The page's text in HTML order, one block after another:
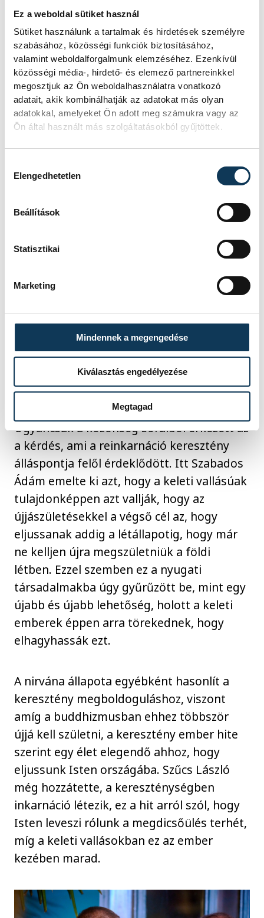
Ez a weboldal sütiket használ
Sütiket használunk a tartalmak és hirdetések személyre
szabásához, közösségi funkciók biztosításához,
valamint weboldalforgalmunk elemzéséhez. Ezenkívül
közösségi média-, hirdető- és elemező partnereinkkel
megosztjuk az Ön weboldalhasználatra vonatkozó
adatait, akik kombinálhatják az adatokat más olyan
adatokkal, amelyeket Ön adott meg számukra vagy az
Ön által használt más szolgáltatásokból gyűjtöttek.
Elengedhetetlen
Beállítások
Statisztikai
Marketing
Mindennek a megengedése
Kiválasztás engedélyezése
Megtagad
Bár a kérdés nem elsősorban a
mennyországra vonatkozott, a válaszolók
mégis innen közelítették meg azt, és
elhangzott, hogy a mennyország a tanítás
szerint nem kevesebb, mint a földi lét,
hanem jóval több annál, olyan kiteljesedés,
amit el sem tudunk képzelni. Így pedig az
sem kizárt, hogy ott is találkozunk egykori
kutyánkkal, vagy macskánkkal,
mindenesetre van olyan prófétai kép, ahol
állatokat is említenek a mennyországban.
Darnai János
Ugyancsak a közönség soraiból érkezett az
a kérdés, ami a reinkarnáció keresztény
álláspontja felől érdeklődött. Itt Szabados
Ádám emelte ki azt, hogy a keleti vallásúak
tulajdonképpen azt vallják, hogy az
újjászületésekkel a végső cél az, hogy
eljussanak addig a létállapotig, hogy már
ne kelljen újra megszületniük a földi
létben. Ezzel szemben ez a nyugati
társadalmakba úgy gyűrűzött be, mint egy
újabb és újabb lehetőség, holott a keleti
emberek éppen arra törekednek, hogy
elhagyhassák ezt.
A nirvána állapota egyébként hasonlít a
keresztény megboldoguláshoz, viszont
amíg a buddhizmusban ehhez többször
újjá kell születni, a keresztény ember hite
szerint egy élet elegendő ahhoz, hogy
eljussunk Isten országába. Szűcs László
még hozzátette, a kereszténységben
inkarnáció létezik, ez a hit arról szól, hogy
Isten leveszi rólunk a megdicsőülés terhét,
míg a keleti vallásokban ez az ember
kezében marad.